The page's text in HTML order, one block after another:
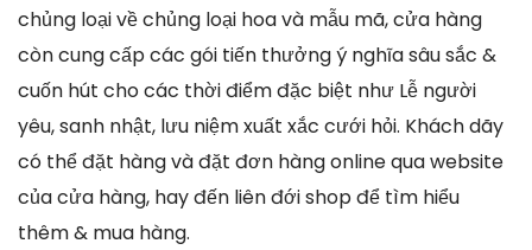
chủng loại về chủng loại hoa và mẫu mã, cửa hàng
còn cung cấp các gói tiến thưởng ý nghĩa sâu sắc &
cuốn hút cho các thời điểm đặc biệt như Lễ người
yêu, sanh nhật, lưu niệm xuất xắc cưới hỏi. Khách dãy
có thể đặt hàng và đặt đơn hàng online qua website
của cửa hàng, hay đến liên đới shop để tìm hiểu
thêm & mua hàng.